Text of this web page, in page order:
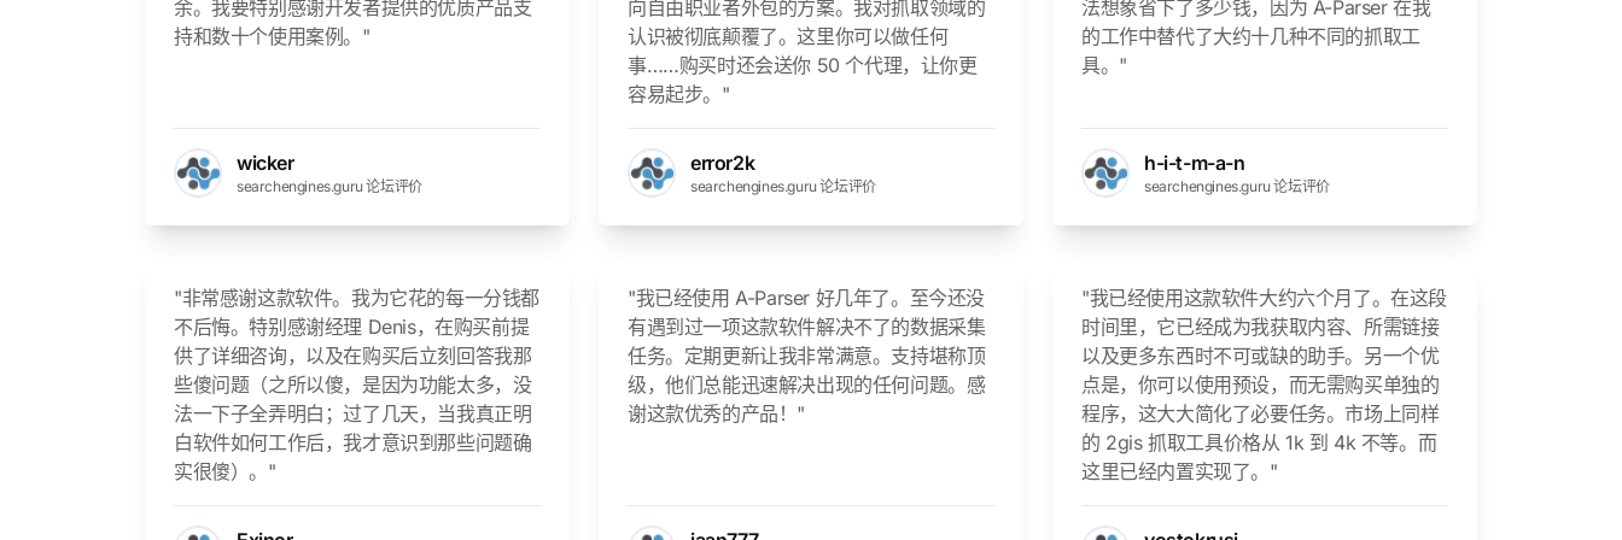
余。我要特别感谢开发者提供的优质产品支
持和数十个使用案例。"
wicker
searchengines.guru 论坛评价
向自由职业者外包的方案。我对抓取领域的
认识被彻底颠覆了。这里你可以做任何
事……购买时还会送你 50 个代理，让你更
容易起步。"
error2k
searchengines.guru 论坛评价
法想象省下了多少钱，因为 A-Parser 在我
的工作中替代了大约十几种不同的抓取工
具。"
h-i-t-m-a-n
searchengines.guru 论坛评价
"非常感谢这款软件。我为它花的每一分钱都
不后悔。特别感谢经理 Denis，在购买前提
供了详细咨询，以及在购买后立刻回答我那
些傻问题（之所以傻，是因为功能太多，没
法一下子全弄明白；过了几天，当我真正明
白软件如何工作后，我才意识到那些问题确
实很傻）。"
"我已经使用 A-Parser 好几年了。至今还没
有遇到过一项这款软件解决不了的数据采集
任务。定期更新让我非常满意。支持堪称顶
级，他们总能迅速解决出现的任何问题。感
谢这款优秀的产品！"
"我已经使用这款软件大约六个月了。在这段
时间里，它已经成为我获取内容、所需链接
以及更多东西时不可或缺的助手。另一个优
点是，你可以使用预设，而无需购买单独的
程序，这大大简化了必要任务。市场上同样
的 2gis 抓取工具价格从 1k 到 4k 不等。而
这里已经内置实现了。"